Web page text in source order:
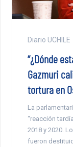
Diario UCHILE
“¿Dónde
Gazmuri
tortura en
La
“reacción
2018 y 2020.
fueron